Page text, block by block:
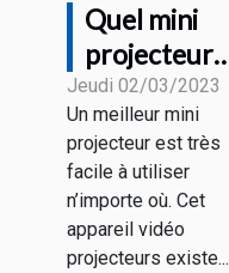
Quel mini
projecteur
faut-il choisir
en 2023 ?
Jeudi 02/03/2023
Un meilleur mini
projecteur est très
facile à utiliser
n’importe où. Cet
appareil vidéo
projecteurs existe...